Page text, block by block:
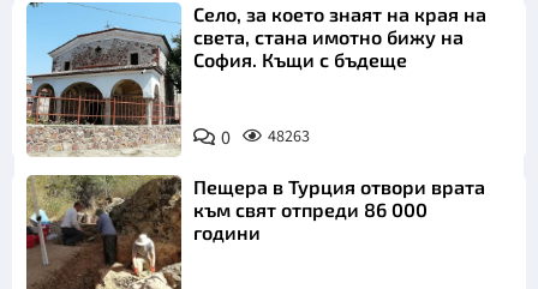
Село, за което знаят на края на
света, стана имотно бижу на
София. Къщи с бъдеще
0 48263
Пещера в Турция отвори врата
към свят отпреди 86 000
години